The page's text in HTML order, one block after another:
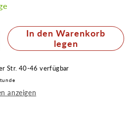
In den Warenkorb
legen
Str. 40-46 verfügbar
anzeigen